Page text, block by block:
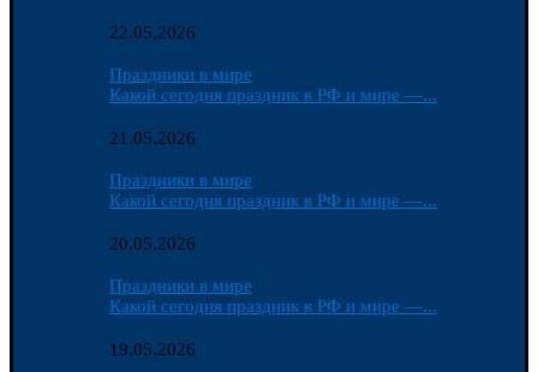
22.05.2026
Праздники в мире
Какой сегодня праздник в РФ и мире —...
21.05.2026
Праздники в мире
Какой сегодня праздник в РФ и мире —...
20.05.2026
Праздники в мире
Какой сегодня праздник в РФ и мире —...
19.05.2026